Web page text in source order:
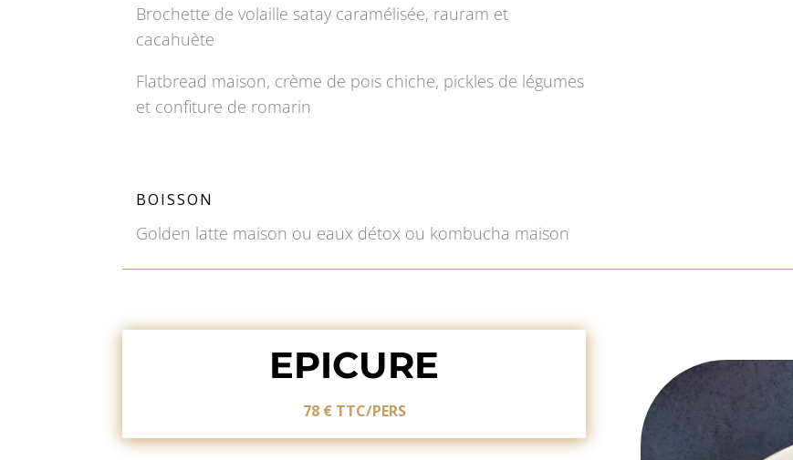
Brochette de volaille satay caramélisée, rauram et
cacahuète
Flatbread maison, crème de pois chiche, pickles de légumes
et confiture de romarin
BOISSON
Golden latte maison ou eaux détox ou kombucha maison
EPICURE
78 € TTC/PERS